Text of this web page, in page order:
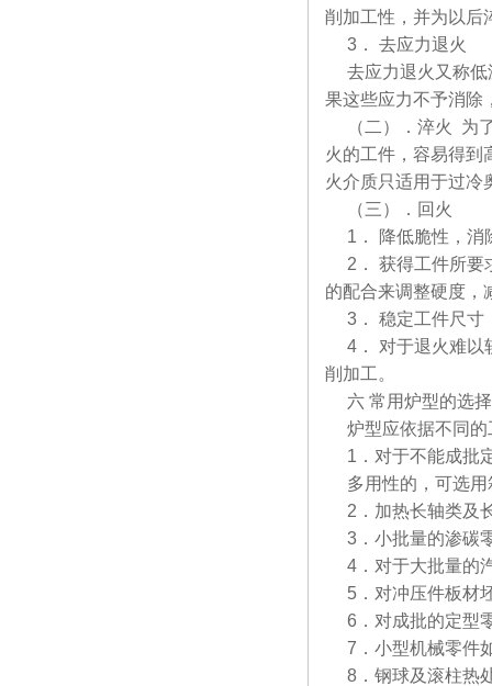
削加工性，并为以后
3． 去应力退火
去应力退火又称低
果这些应力不予消除
（二）．淬火 为了
火的工件，容易得到
火介质只适用于过
（三）．回火
1． 降低脆性，消
2． 获得工件所要
的配合来调整硬度
3． 稳定工件尺寸
4． 对于退火难以
削加工。
六 常用炉型的选
炉型应依据不同的
1．对于不能成批
多用性的，可选用
2．加热长轴类及
3．小批量的渗碳
4．对于大批量的
5．对冲压件板材
6．对成批的定型
7．小型机械零件
8．钢球及滚柱热